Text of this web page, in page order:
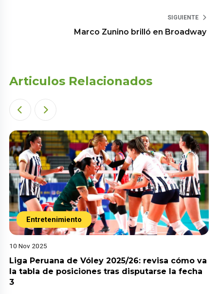
SIGUIENTE
Marco Zunino brilló en Broadway
Articulos Relacionados
Entretenimiento
10 Nov 2025
Liga Peruana de Vóley 2025/26: revisa cómo va
la tabla de posiciones tras disputarse la fecha
3